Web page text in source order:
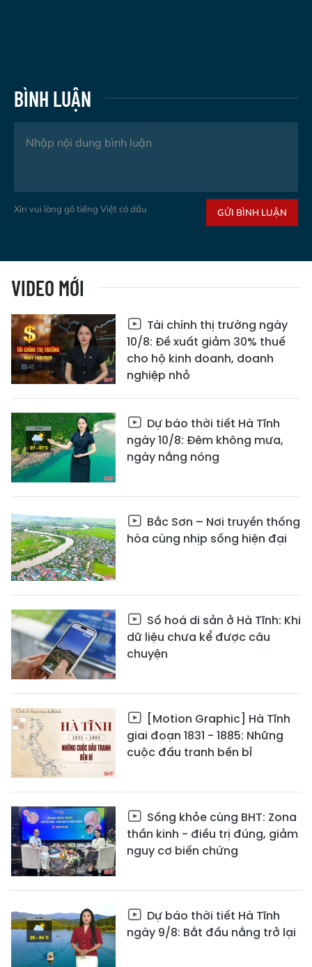
BÌNH LUẬN
Xin vui lòng gõ tiếng Việt có dấu GỬI BÌNH LUẬN
VIDEO MỚI
Tài chính thị trường ngày
10/8: Đề xuất giảm 30% thuế
cho hộ kinh doanh, doanh
nghiệp nhỏ
Dự báo thời tiết Hà Tĩnh
ngày 10/8: Đêm không mưa,
ngày nắng nóng
Bắc Sơn – Nơi truyền thống
hòa cùng nhịp sống hiện đại
Số hoá di sản ở Hà Tĩnh: Khi
dữ liệu chưa kể được câu
chuyện
[Motion Graphic] Hà Tĩnh
giai đoạn 1831 - 1885: Những
cuộc đấu tranh bền bỉ
Sống khỏe cùng BHT: Zona
thần kinh - điều trị đúng, giảm
nguy cơ biến chứng
Dự báo thời tiết Hà Tĩnh
ngày 9/8: Bắt đầu nắng trở lại